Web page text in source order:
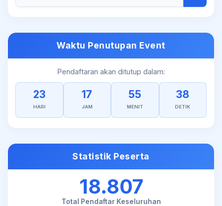
Waktu Penutupan Event
Pendaftaran akan ditutup dalam:
23
HARI
17
JAM
55
MENIT
38
DETIK
Statistik Peserta
18.807
Total Pendaftar Keseluruhan